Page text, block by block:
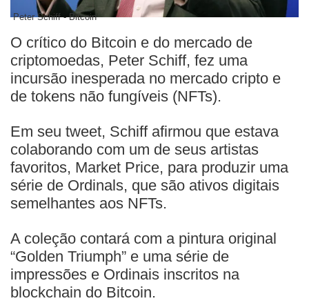
Peter Schiff - Bitcoin
O crítico do Bitcoin e do mercado de
criptomoedas, Peter Schiff, fez uma
incursão inesperada no mercado cripto e
de tokens não fungíveis (NFTs).
Em seu tweet, Schiff afirmou que estava
colaborando com um de seus artistas
favoritos, Market Price, para produzir uma
série de Ordinals, que são ativos digitais
semelhantes aos NFTs.
A coleção contará com a pintura original
“Golden Triumph” e uma série de
impressões e Ordinais inscritos na
blockchain do Bitcoin.